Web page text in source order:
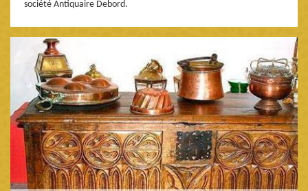
société Antiquaire Debord.